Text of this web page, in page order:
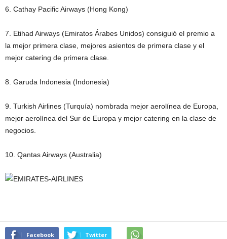
6. Cathay Pacific Airways (Hong Kong)
7. Etihad Airways (Emiratos Árabes Unidos) consiguió el premio a
la mejor primera clase, mejores asientos de primera clase y el
mejor catering de primera clase.
8. Garuda Indonesia (Indonesia)
9. Turkish Airlines (Turquía) nombrada mejor aerolínea de Europa,
mejor aerolínea del Sur de Europa y mejor catering en la clase de
negocios.
10. Qantas Airways (Australia)
Facebook Twitter